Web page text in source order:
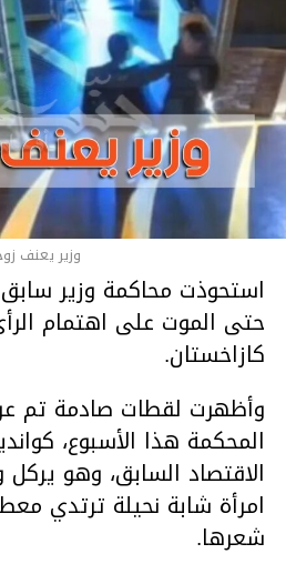
وزير يعنف
استحوذت محاكمة وزير
حتى الموت على اهتمام
كازاخستان.
وأظهرت لقطات صادمة تم
المحكمة هذا الأسبوع،
الاقتصاد السابق، وهو
امرأة شابة نحيلة ترتدي
شعرها.